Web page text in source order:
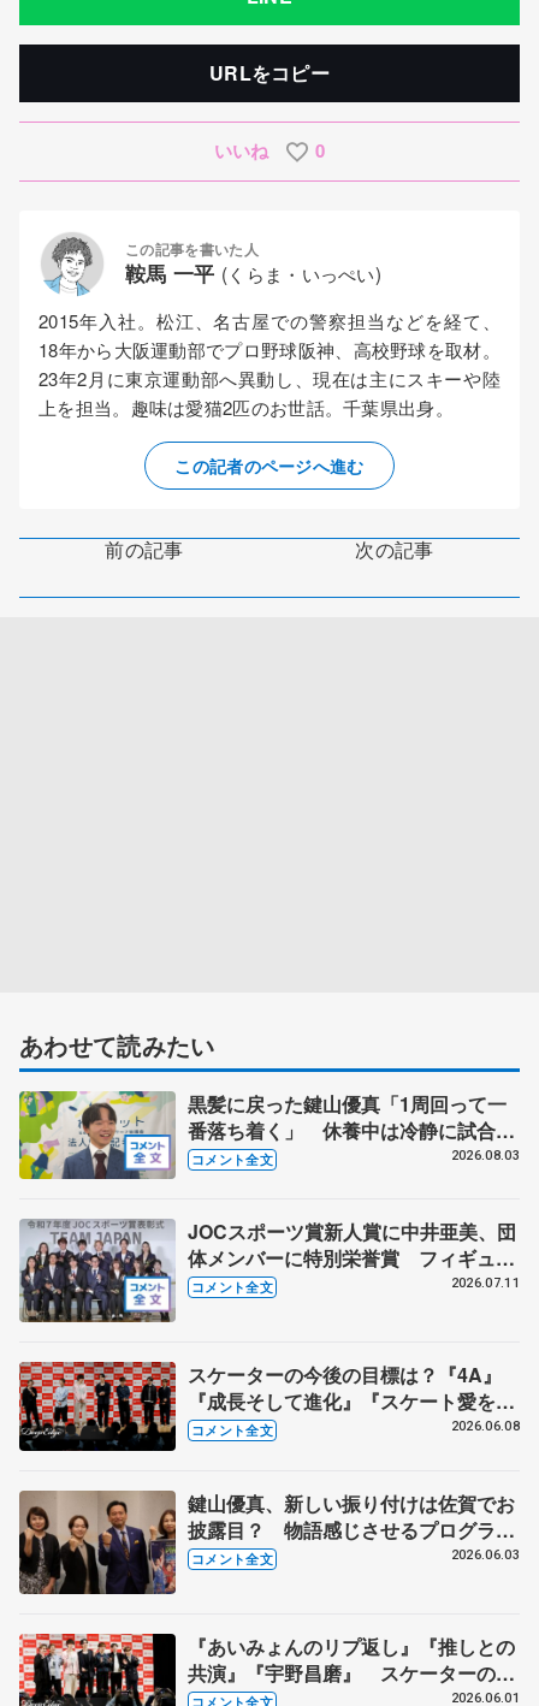
URLをコピー
いいね 0
この記事を書いた人
鞍馬 一平 (くらま・いっぺい)
2015年入社。松江、名古屋での警察担当などを経て、
18年から大阪運動部でプロ野球阪神、高校野球を取材。
23年2月に東京運動部へ異動し、現在は主にスキーや陸
上を担当。趣味は愛猫2匹のお世話。千葉県出身。
この記者のページへ進む
前の記事 次の記事
あわせて読みたい
黒髪に戻った鍵山優真「1周回って一
番落ち着く」 休養中は冷静に試合を
観戦する機会にも
コメント全文 2026.08.03
JOCスポーツ賞新人賞に中井亜美、団
体メンバーに特別栄誉賞 フィギュア
スケートに別のスポーツを組み合わせ
コメント全文 2026.07.11
スケーターの今後の目標は？『4A』
『成長そして進化』『スケート愛を深
める』 真剣勝負のゲームコーナーも
コメント全文 2026.06.08
鍵山優真、新しい振り付けは佐賀でお
披露目？ 物語感じさせるプログラム
に 【佐賀県庁訪問】
コメント全文 2026.06.03
『あいみょんのリプ返し』『推しとの
共演』『宇野昌磨』 スケーターの三
大ニュースは？【コラントッテ・トー
コメント全文 2026.06.01